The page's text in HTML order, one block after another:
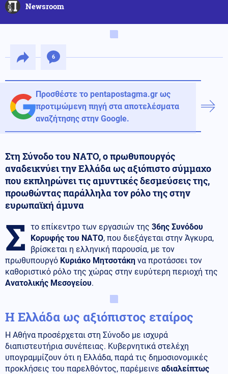
Newsroom
6
Προσθέστε το pentapostagma.gr ως
προτιμώμενη πηγή στα αποτελέσματα
αναζήτησης στην Google.
Στη Σύνοδο του ΝΑΤΟ, ο πρωθυπουργός
αναδεικνύει την Ελλάδα ως αξιόπιστο σύμμαχο
που εκπληρώνει τις αμυντικές δεσμεύσεις της,
προωθώντας παράλληλα τον ρόλο της στην
ευρωπαϊκή άμυνα
Σ το επίκεντρο των εργασιών της 36ης Συνόδου
Κορυφής του ΝΑΤΟ, που διεξάγεται στην Άγκυρα,
βρίσκεται η ελληνική παρουσία, με τον
πρωθυπουργό Κυριάκο Μητσοτάκη να προτάσσει τον
καθοριστικό ρόλο της χώρας στην ευρύτερη περιοχή της
Ανατολικής Μεσογείου.
Η Ελλάδα ως αξιόπιστος εταίρος
Η Αθήνα προσέρχεται στη Σύνοδο με ισχυρά
διαπιστευτήρια συνέπειας. Κυβερνητικά στελέχη
υπογραμμίζουν ότι η Ελλάδα, παρά τις δημοσιονομικές
προκλήσεις του παρελθόντος, παρέμεινε αδιαλείπτως